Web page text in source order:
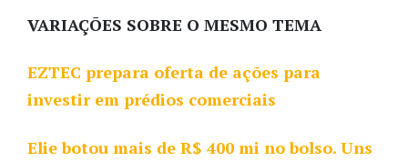
VARIAÇÕES SOBRE O MESMO TEMA
EZTEC prepara oferta de ações para
investir em prédios comerciais
Elie botou mais de R$ 400 mi no bolso. Uns